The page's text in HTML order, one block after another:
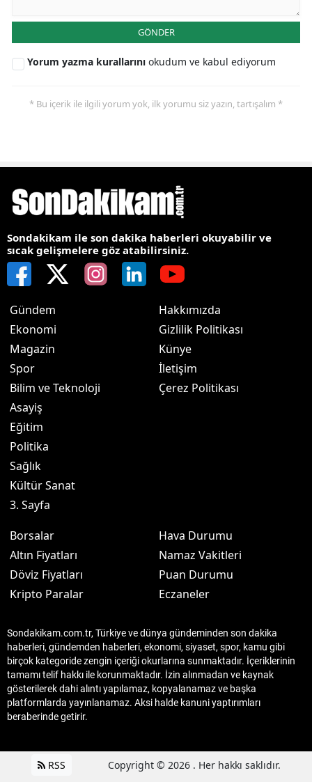
GÖNDER
Yorum yazma kurallarını okudum ve kabul ediyorum
* Bu içerik ile ilgili yorum yok, ilk yorumu siz yazın, tartışalım *
Sondakikam ile son dakika haberleri okuyabilir ve
sıcak gelişmelere göz atabilirsiniz.
Gündem
Ekonomi
Magazin
Spor
Bilim ve Teknoloji
Asayiş
Eğitim
Politika
Sağlık
Kültür Sanat
3. Sayfa
Hakkımızda
Gizlilik Politikası
Künye
İletişim
Çerez Politikası
Borsalar
Altın Fiyatları
Döviz Fiyatları
Kripto Paralar
Hava Durumu
Namaz Vakitleri
Puan Durumu
Eczaneler
Sondakikam.com.tr, Türkiye ve dünya gündeminden son dakika
haberleri, gündemden haberleri, ekonomi, siyaset, spor, kamu gibi
birçok kategoride zengin içeriği okurlarına sunmaktadır. İçeriklerinin
tamamı telif hakkı ile korunmaktadır. İzin alınmadan ve kaynak
gösterilerek dahi alıntı yapılamaz, kopyalanamaz ve başka
platformlarda yayınlanamaz. Aksi halde kanuni yaptırımları
beraberinde getirir.
RSS Copyright © 2026 . Her hakkı saklıdır.